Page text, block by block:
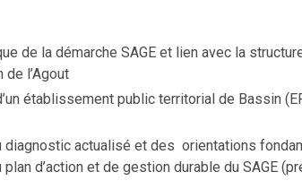
de la démarche SAGE et lien avec la
l’Agout
établissement public territorial de Bassin
diagnostic actualisé et des orientations
d’action et de gestion durable du SAGE